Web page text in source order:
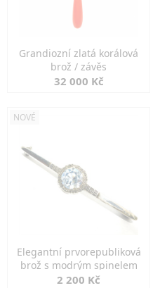
Grandiozní zlatá korálová
brož / závěs
32 000 Kč
NOVÉ
Elegantní prvorepubliková
brož s modrým spinelem
2 200 Kč